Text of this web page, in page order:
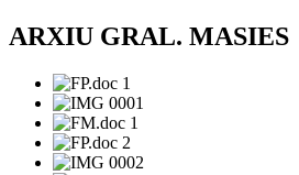
ARXIU GRAL. MASIES